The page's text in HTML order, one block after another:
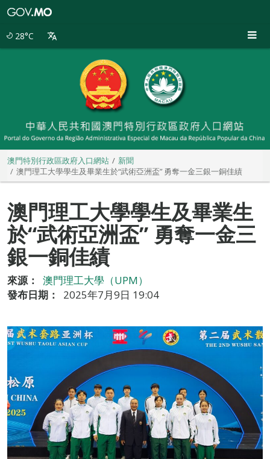
28°C
澳門特別行政區政府入口網站
新聞
澳門理工大學學生及畢業生於“武術亞洲盃” 勇奪一金三銀一銅佳績
澳門理工大學學生及畢業生
於“武術亞洲盃” 勇奪一金三
銀一銅佳績
來源：
澳門理工大學（UPM）
發布日期：
2025年7月9日 19:04